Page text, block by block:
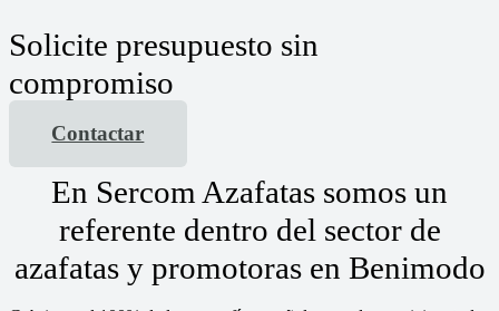
Solicite presupuesto sin
compromiso
Contactar
En Sercom Azafatas somos un
referente dentro del sector de
azafatas y promotoras en Benimodo